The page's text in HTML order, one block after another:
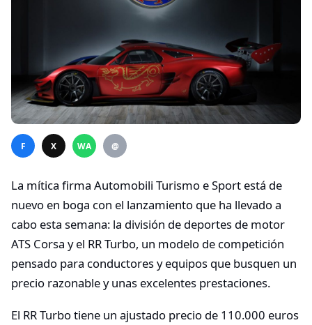
F X WA @
La mítica firma Automobili Turismo e Sport está de
nuevo en boga con el lanzamiento que ha llevado a
cabo esta semana: la división de deportes de motor
ATS Corsa y el RR Turbo, un modelo de competición
pensado para conductores y equipos que busquen un
precio razonable y unas excelentes prestaciones.
El RR Turbo tiene un ajustado precio de 110.000 euros